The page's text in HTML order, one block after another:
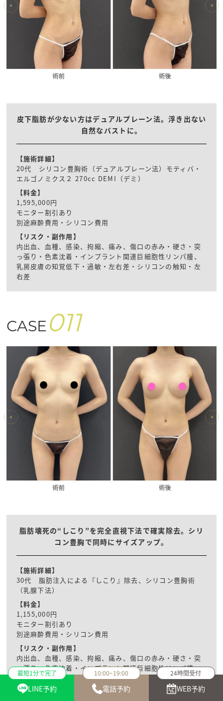
皮下脂肪が少ない方はデュアルプレーン法。浮き出ない
自然なバストに。
【施術詳細】
20代 シリコン豊胸術（デュアルプレーン法）モティバ・
エルゴノミクス２ 270cc DEMI（デミ）
【料金】
1,595,000円
モニター割引あり
別途麻酔費用・シリコン費用
【リスク・副作用】
内出血、血種、感染、拘縮、痛み、傷口の赤み・硬さ・突
っ張り・色素沈着・インプラント関連巨細胞性リンパ腫、
乳房皮膚の知覚低下・過敏・左右差・シリコンの触知・左
右差
CASE 011
脂肪壊死の“しこり”を完全直視下法で確実除去。シリ
コン豊胸で同時にサイズアップ。
【施術詳細】
30代 脂肪注入による『しこり』除去、シリコン豊胸術
（乳腺下法）
【料金】
1,155,000円
モニター割引あり
別途麻酔費用・シリコン費用
【リスク・副作用】
内出血、血種、感染、拘縮、痛み、傷口の赤み・硬さ・突
っ張り・色素沈着・インプラント関連巨細胞性リンパ腫、
乳房皮膚の知覚低下・過敏・左右差・シリコンの触知・左
右差
最短1分で完了
LINE予約
10:00~19:00
電話予約
24時間受付
WEB予約